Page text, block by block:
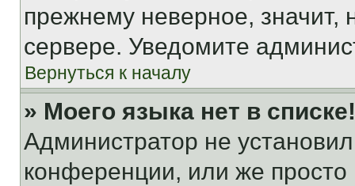
прежнему неверное, значит,
сервере. Уведомите
Вернуться к началу
» Моего языка нет в списке!
Администратор не
конференции, или же